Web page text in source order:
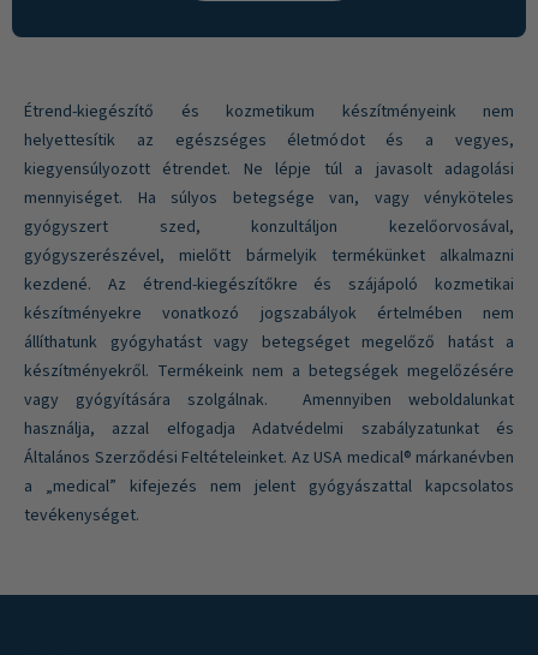
Étrend-kiegészítő és kozmetikum készítményeink nem
helyettesítik az egészséges életmódot és a vegyes,
kiegyensúlyozott étrendet. Ne lépje túl a javasolt adagolási
mennyiséget. Ha súlyos betegsége van, vagy vényköteles
gyógyszert szed, konzultáljon kezelőorvosával,
gyógyszerészével, mielőtt bármelyik termékünket alkalmazni
kezdené. Az étrend-kiegészítőkre és szájápoló kozmetikai
készítményekre vonatkozó jogszabályok értelmében nem
állíthatunk gyógyhatást vagy betegséget megelőző hatást a
készítményekről. Termékeink nem a betegségek megelőzésére
vagy gyógyítására szolgálnak. Amennyiben weboldalunkat
használja, azzal elfogadja Adatvédelmi szabályzatunkat és
Általános Szerződési Feltételeinket. Az USA medical® márkanévben
a „medical” kifejezés nem jelent gyógyászattal kapcsolatos
tevékenységet.